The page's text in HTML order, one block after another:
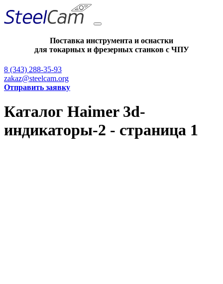
Поставка инструмента и оснастки
для токарных и фрезерных станков с ЧПУ
8 (343) 288-35-93
zakaz@steelcam.org
Отправить заявку
Каталог Haimer 3d-
индикаторы-2 - страница 1